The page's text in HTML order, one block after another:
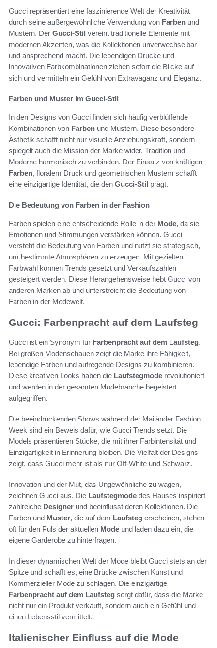
Gucci repräsentiert eine faszinierende Welt der Kreativität
durch seine außergewöhnliche Verwendung von Farben und
Mustern. Der Gucci-Stil vereint traditionelle Elemente mit
modernen Akzenten, was die Kollektionen unverwechselbar
und ansprechend macht. Die lebendigen Drucke und
innovativen Farbkombinationen ziehen sofort die Blicke auf
sich und vermitteln ein Gefühl von Extravaganz und Eleganz.
Farben und Muster im Gucci-Stil
In den Designs von Gucci finden sich häufig verblüffende
Kombinationen von Farben und Mustern. Diese besondere
Ästhetik schafft nicht nur visuelle Anziehungskraft, sondern
spiegelt auch die Mission der Marke wider, Tradition und
Moderne harmonisch zu verbinden. Der Einsatz von kräftigen
Farben, floralem Druck und geometrischen Mustern schafft
eine einzigartige Identität, die den Gucci-Stil prägt.
Die Bedeutung von Farben in der Fashion
Farben spielen eine entscheidende Rolle in der Mode, da sie
Emotionen und Stimmungen verstärken können. Gucci
versteht die Bedeutung von Farben und nutzt sie strategisch,
um bestimmte Atmosphären zu erzeugen. Mit gezielten
Farbwahl können Trends gesetzt und Verkaufszahlen
gesteigert werden. Diese Herangehensweise hebt Gucci von
anderen Marken ab und unterstreicht die Bedeutung von
Farben in der Modewelt.
Gucci: Farbenpracht auf dem Laufsteg
Gucci ist ein Synonym für Farbenpracht auf dem Laufsteg.
Bei großen Modenschauen zeigt die Marke ihre Fähigkeit,
lebendige Farben und aufregende Designs zu kombinieren.
Diese kreativen Looks haben die Laufstegmode revolutioniert
und werden in der gesamten Modebranche begeistert
aufgegriffen.
Die beeindruckenden Shows während der Mailänder Fashion
Week sind ein Beweis dafür, wie Gucci Trends setzt. Die
Models präsentieren Stücke, die mit ihrer Farbintensität und
Einzigartigkeit in Erinnerung bleiben. Die Vielfalt der Designs
zeigt, dass Gucci mehr ist als nur Off-White und Schwarz.
Innovation und der Mut, das Ungewöhnliche zu wagen,
zeichnen Gucci aus. Die Laufstegmode des Hauses inspiriert
zahlreiche Designer und beeinflusst deren Kollektionen. Die
Farben und Muster, die auf dem Laufsteg erscheinen, stehen
oft für den Puls der aktuellen Mode und laden dazu ein, die
eigene Garderobe zu hinterfragen.
In dieser dynamischen Welt der Mode bleibt Gucci stets an der
Spitze und schafft es, eine Brücke zwischen Kunst und
Kommerzieller Mode zu schlagen. Die einzigartige
Farbenpracht auf dem Laufsteg sorgt dafür, dass die Marke
nicht nur ein Produkt verkauft, sondern auch ein Gefühl und
einen Lebensstil vermittelt.
Italienischer Einfluss auf die Mode